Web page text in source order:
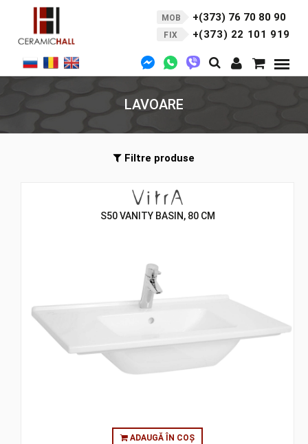
MOB +(373) 76 70 80 90
FIX +(373) 22 101 919
LAVOARE
Filtre produse
S50 VANITY BASIN, 80 CM
ADAUGĂ ÎN COȘ